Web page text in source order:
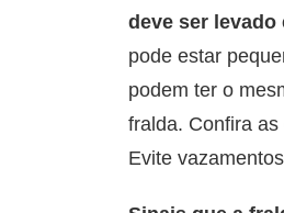
deve ser levado
pode estar
podem ter o
fralda. Confira
Evite